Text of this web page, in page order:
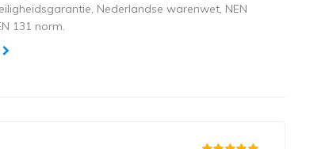
Nederlandse warenwet, NEN
131 norm.